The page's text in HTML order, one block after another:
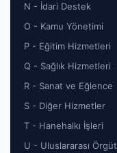
N - İdari Destek
O - Kamu Yönetimi
P - Eğitim Hizmetleri
Q - Sağlık Hizmetleri
R - Sanat ve Eğlence
S - Diğer Hizmetler
T - Hanehalkı İşleri
U - Uluslararası Örgüt